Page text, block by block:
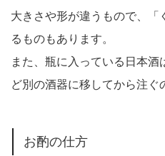
大きさや形が違うもので、
るものもあります。
また、瓶に入っている日本
ど別の酒器に移してから注ぐ
お酌の仕方